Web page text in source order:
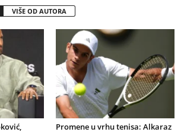
VIŠE OD AUTORA
Promene u vrhu tenisa: Alkaraz